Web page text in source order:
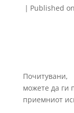
| Published
Почитувани,
можете да ги
приемниот